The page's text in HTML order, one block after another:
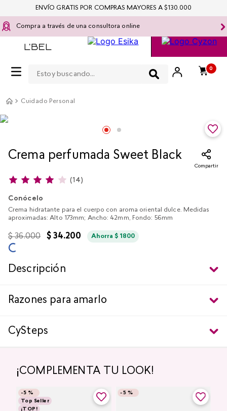
Compra a través de una consultora online
0
ENVÍO GRATIS POR COMPRAS MAYORES A $130.000
Cuidado Personal
Crema perfumada Sweet Black
Compartir
(14)
Conócelo
Crema hidratante para el cuerpo con aroma oriental dulce. Medidas
aproximadas: Alto 173mm; Ancho: 42mm, Fondo: 56mm
$ 36.000 $ 34.200 Ahorra$ 1800
Descripción
Razones para amarlo
CySteps
¡COMPLEMENTA TU LOOK!
-5 %
Top Seller
¡TOP!
-5 %